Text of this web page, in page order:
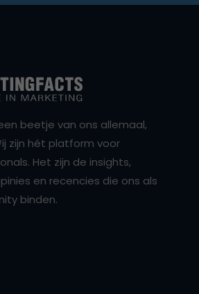
beetje van ons allemaal,
zijn hét platform voor
Het zijn de insights,
en recencies die ons als
binden.